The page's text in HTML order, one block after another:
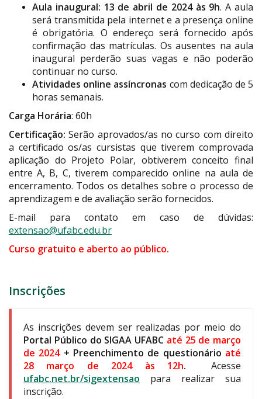
Aula inaugural: 13 de abril de 2024 às 9h. A aula
será transmitida pela internet e a presença online
é obrigatória. O endereço será fornecido após
confirmação das matrículas. Os ausentes na aula
inaugural perderão suas vagas e não poderão
continuar no curso.
Atividades online assíncronas com dedicação de 5
horas semanais.
Carga Horária: 60h
Certificação: Serão aprovados/as no curso com direito
a certificado os/as cursistas que tiverem comprovada
aplicação do Projeto Polar, obtiverem conceito final
entre A, B, C, tiverem comparecido online na aula de
encerramento. Todos os detalhes sobre o processo de
aprendizagem e de avaliação serão fornecidos.
E-mail para contato em caso de dúvidas:
extensao@ufabc.edu.br
Curso gratuito e aberto ao público.
Inscrições
As inscrições devem ser realizadas por meio do
Portal Público do SIGAA UFABC até 25 de março
de 2024+ Preenchimento de questionário até
28 março de 2024 às 12h.Acesse
ufabc.net.br/sigextensao para realizar sua
inscrição.